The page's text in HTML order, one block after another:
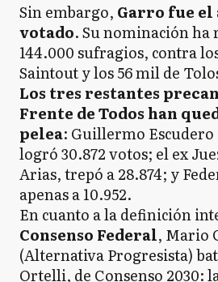
Sin embargo, Garro fue el
votado. Su nominación ha
144.000 sufragios, contra
Saintout y los 56 mil de
Los tres restantes
Frente de Todos han
pelea: Guillermo Escudero
logró 30.872 votos; el ex
Arias, trepó a 28.874; y
apenas a 10.952.
En cuanto a la definición
Consenso Federal, Mario
(Alternativa Progresista)
Ortelli, de Consenso 2030: